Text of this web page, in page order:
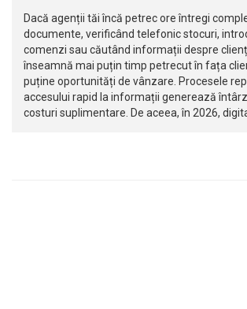
Dacă agenții tăi încă petrec ore întregi
documente, verificând telefonic stocuri,
comenzi sau căutând informații despre
înseamnă mai puțin timp petrecut în fața
puține oportunități de vânzare. Procesele
accesului rapid la informații generează
costuri suplimentare. De aceea, în 2026,